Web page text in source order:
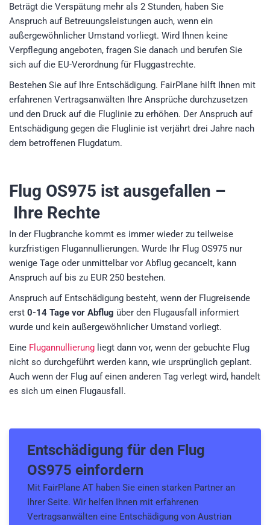
Beträgt die Verspätung mehr als 2 Stunden, haben Sie
Anspruch auf Betreuungsleistungen auch, wenn ein
außergewöhnlicher Umstand vorliegt. Wird Ihnen keine
Verpflegung angeboten, fragen Sie danach und berufen Sie
sich auf die EU-Verordnung für Fluggastrechte.
Bestehen Sie auf Ihre Entschädigung. FairPlane hilft Ihnen mit
erfahrenen Vertragsanwälten Ihre Ansprüche durchzusetzen
und den Druck auf die Fluglinie zu erhöhen. Der Anspruch auf
Entschädigung gegen die Fluglinie ist verjährt drei Jahre nach
dem betroffenen Flugdatum.
Flug OS975 ist ausgefallen –
Ihre Rechte
In der Flugbranche kommt es immer wieder zu teilweise
kurzfristigen Flugannullierungen. Wurde Ihr Flug OS975 nur
wenige Tage oder unmittelbar vor Abflug gecancelt, kann
Anspruch auf bis zu EUR 250 bestehen.
Anspruch auf Entschädigung besteht, wenn der Flugreisende
erst 0-14 Tage vor Abflug über den Flugausfall informiert
wurde und kein außergewöhnlicher Umstand vorliegt.
Eine Flugannullierung liegt dann vor, wenn der gebuchte Flug
nicht so durchgeführt werden kann, wie ursprünglich geplant.
Auch wenn der Flug auf einen anderen Tag verlegt wird, handelt
es sich um einen Flugausfall.
Entschädigung für den Flug
OS975 einfordern
Mit FairPlane AT haben Sie einen starken Partner an
Ihrer Seite. Wir helfen Ihnen mit erfahrenen
Vertragsanwälten eine Entschädigung von Austrian